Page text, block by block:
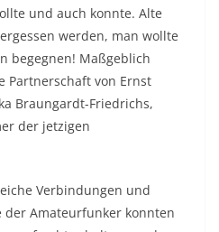
und auch konnte. Alte
werden, man wollte
begegnen! Maßgeblich
Partnerschaft von Ernst
Braungardt-Friedrichs,
der jetzigen
Verbindungen und
Amateurfunker konnten